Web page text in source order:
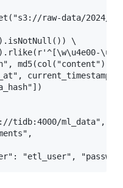
raw-data/2024/")
\
md5(col("content")))
tidb:4000/ml_data",
"etl_user",